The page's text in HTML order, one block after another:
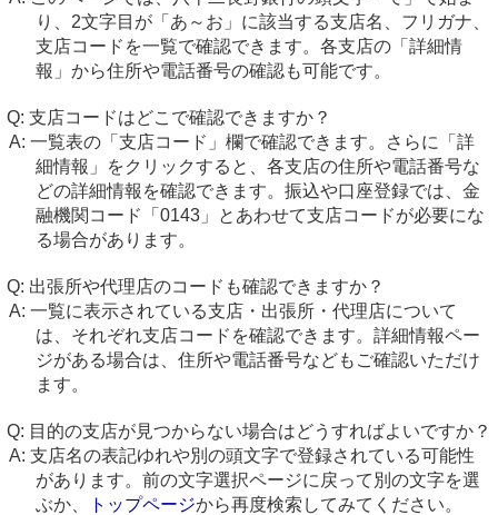
り、2文字目が「あ～お」に該当する支店名、フリガナ、
支店コードを一覧で確認できます。各支店の「詳細情
報」から住所や電話番号の確認も可能です。
支店コードはどこで確認できますか？
一覧表の「支店コード」欄で確認できます。さらに「詳
細情報」をクリックすると、各支店の住所や電話番号な
どの詳細情報を確認できます。振込や口座登録では、金
融機関コード「0143」とあわせて支店コードが必要にな
る場合があります。
出張所や代理店のコードも確認できますか？
一覧に表示されている支店・出張所・代理店について
は、それぞれ支店コードを確認できます。詳細情報ペー
ジがある場合は、住所や電話番号などもご確認いただけ
ます。
目的の支店が見つからない場合はどうすればよいですか？
支店名の表記ゆれや別の頭文字で登録されている可能性
があります。前の文字選択ページに戻って別の文字を選
ぶか、
トップページから再度検索してみてください。